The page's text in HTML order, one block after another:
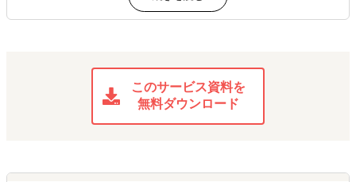
米国現地アシスタントとの協力でソーシャルメディアの効率的な
このサービス資料を
無料ダウンロード